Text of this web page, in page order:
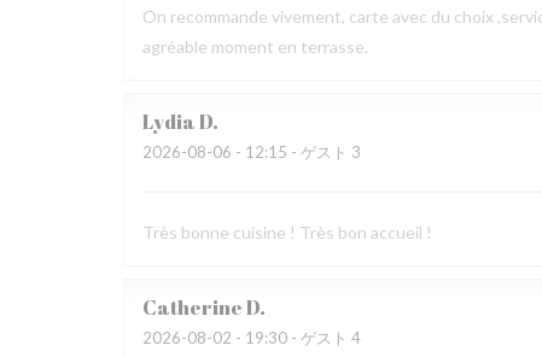
On recommande vivement, carte avec du choix
agréable moment en terrasse.
LydiaD
2026-08-06 - 12:15 - ゲスト 3
Très bonne cuisine ! Très bon accueil !
CatherineD
2026-08-02 - 19:30 - ゲスト 4